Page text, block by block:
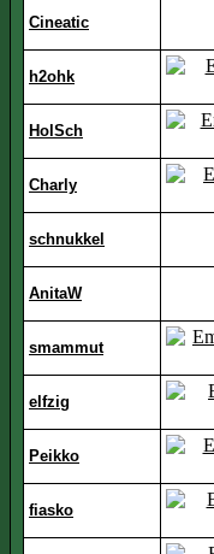
Cineatic
h2ohk
HolSch
Charly
schnukkel
AnitaW
smammut
elfzig
Peikko
fiasko